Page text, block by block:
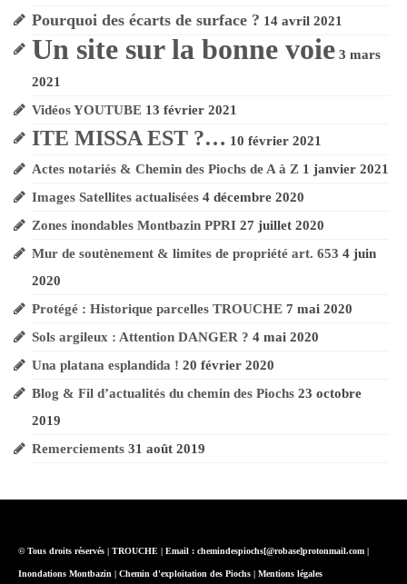
Pourquoi des écarts de surface ? 14 avril 2021
Un site sur la bonne voie 3 mars
2021
Vidéos YOUTUBE 13 février 2021
ITE MISSA EST ?… 10 février 2021
Actes notariés & Chemin des Piochs de A à Z 1 janvier 2021
Images Satellites actualisées 4 décembre 2020
Zones inondables Montbazin PPRI 27 juillet 2020
Mur de soutènement & limites de propriété art. 653 4 juin
2020
Protégé : Historique parcelles TROUCHE 7 mai 2020
Sols argileux : Attention DANGER ? 4 mai 2020
Una platana esplandida ! 20 février 2020
Blog & Fil d’actualités du chemin des Piochs 23 octobre
2019
Remerciements 31 août 2019
© Tous droits réservés | TROUCHE | Email : chemindespiochs[@robase]protonmail.com |
Inondations Montbazin | Chemin d'exploitation des Piochs | Mentions légales